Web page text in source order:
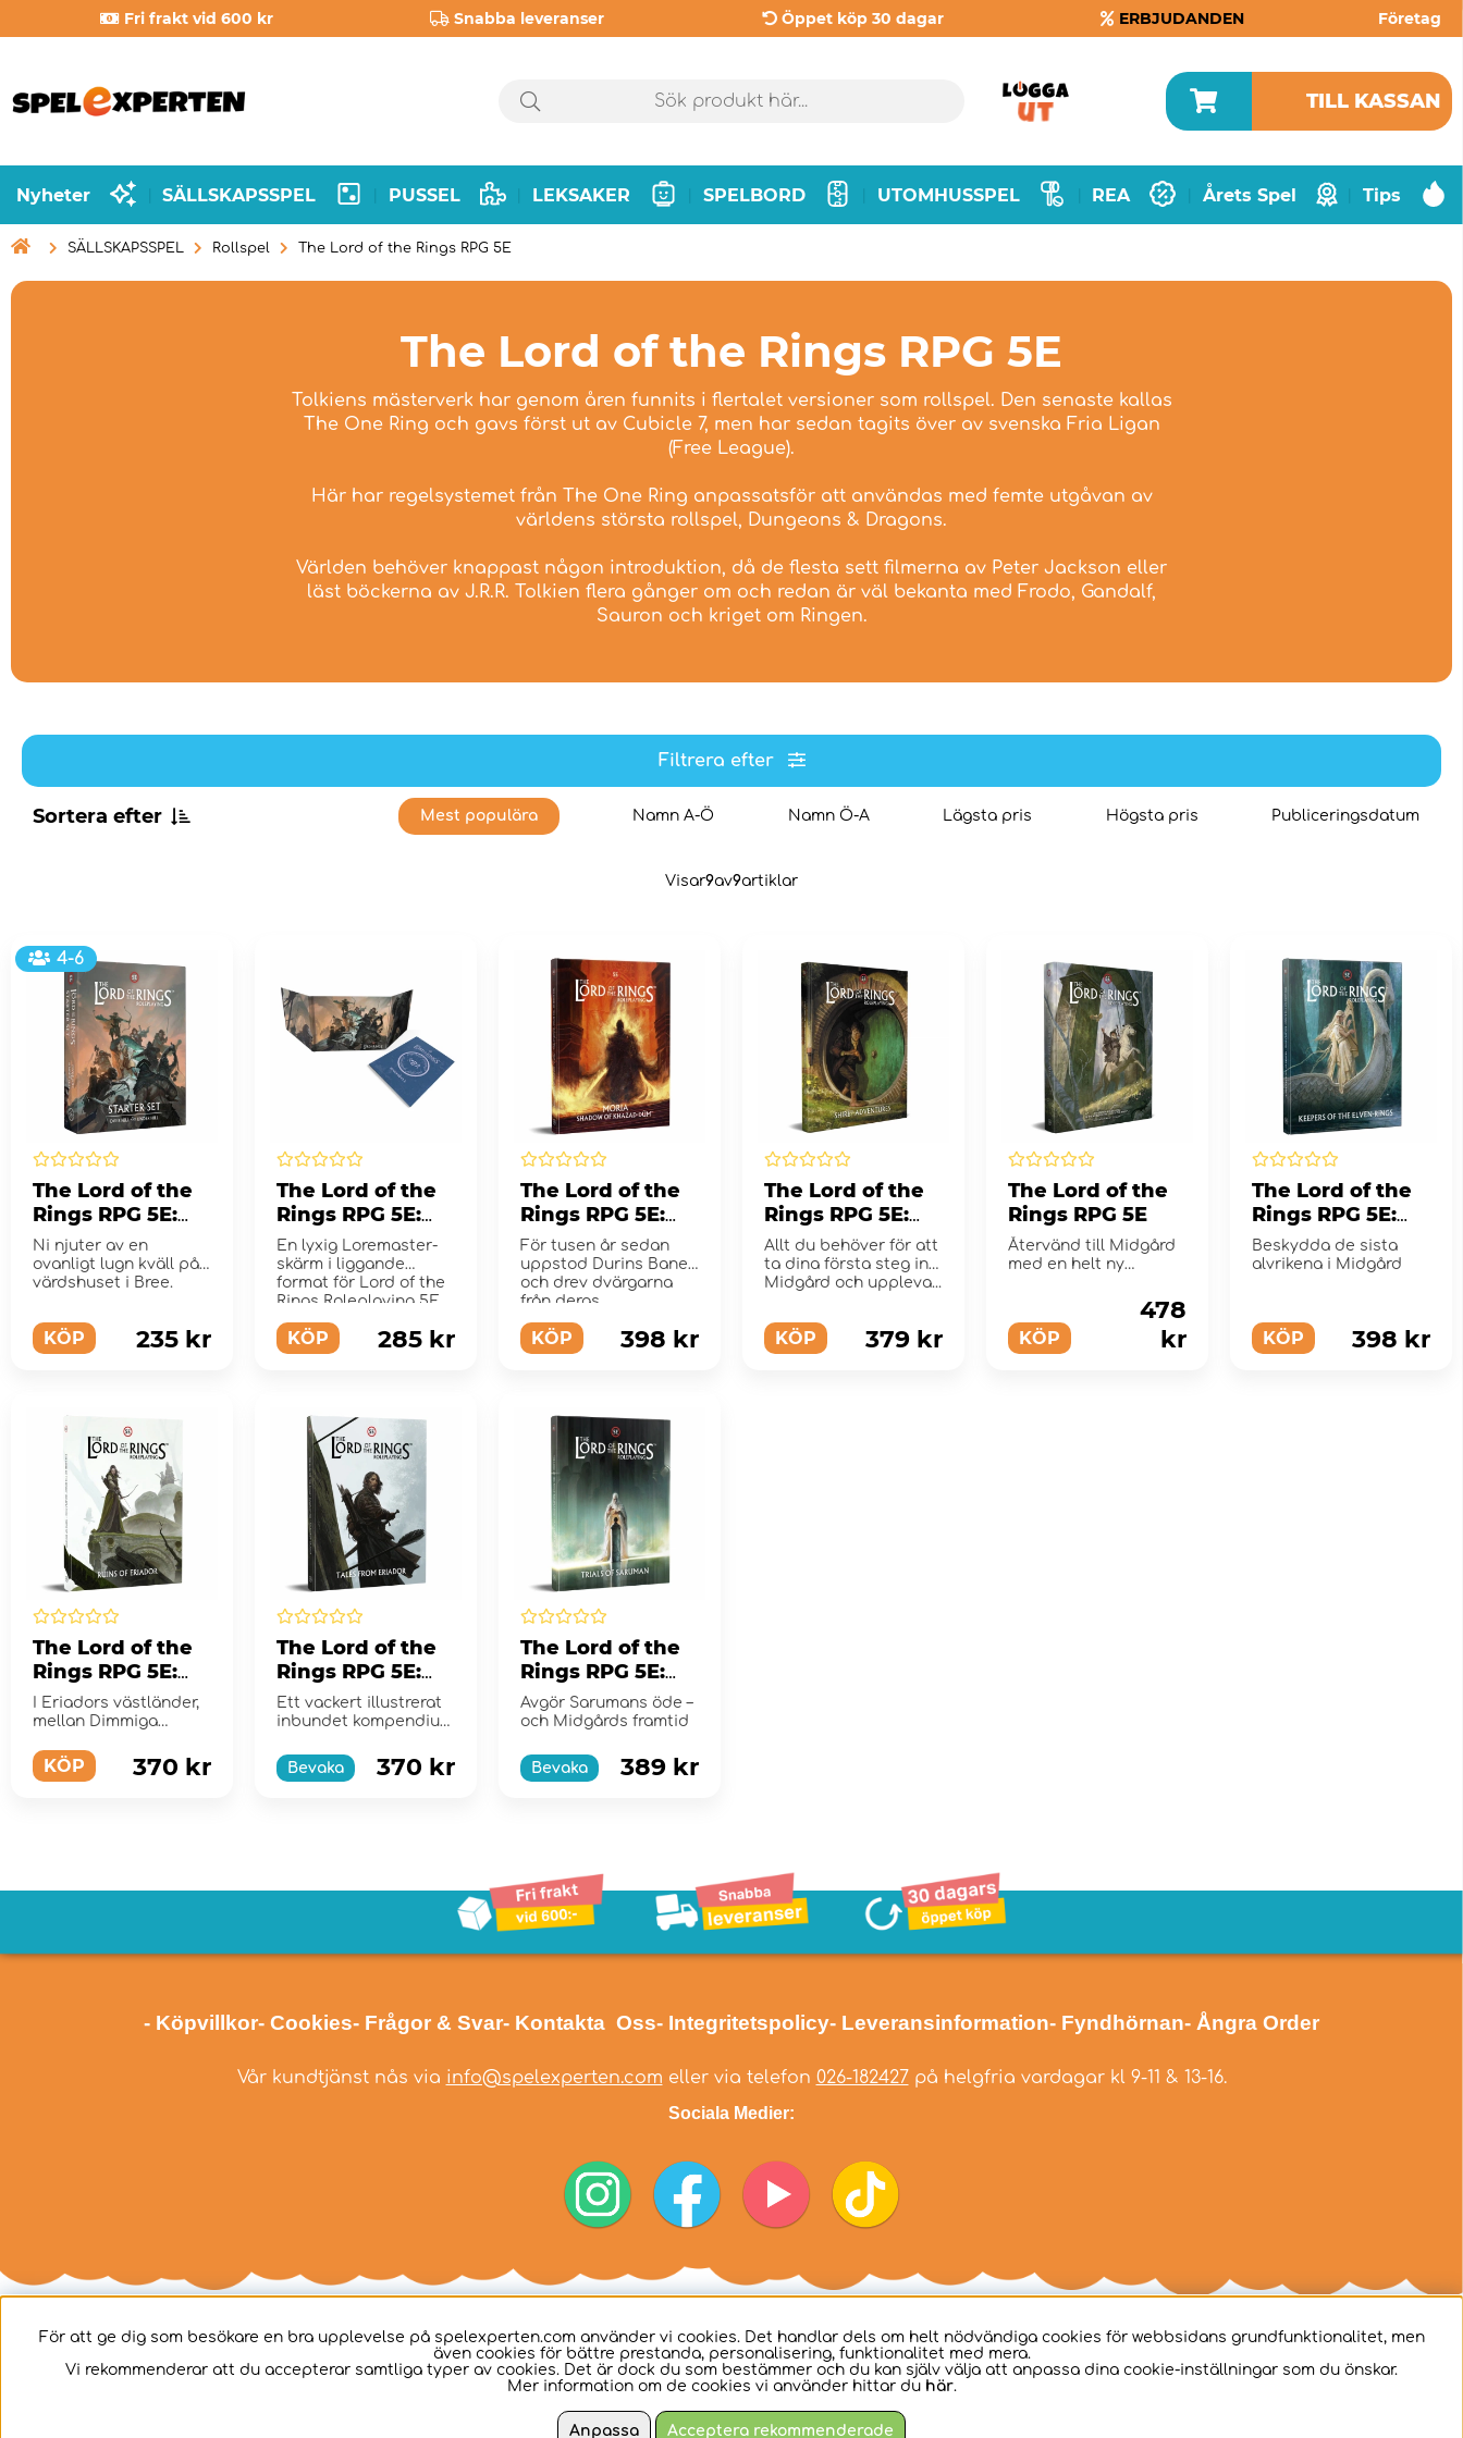
Fri frakt vid 600 kr Snabba leveranser Öppet köp 30 dagar ERBJUDANDEN Företag
TILL KASSAN
Nyheter SÄLLSKAPSSPEL PUSSEL LEKSAKER SPELBORD UTOMHUSSPEL REA Årets Spel Tips
 SÄLLSKAPSSPEL Rollspel The Lord of the Rings RPG 5E
The Lord of the Rings RPG 5E
Tolkiens mästerverk har genom åren funnits i flertalet versioner som rollspel. Den senaste kallas
The One Ring och gavs först ut av Cubicle 7, men har sedan tagits över av svenska Fria Ligan
(Free League).
Här har regelsystemet från The One Ring anpassatsför att användas med femte utgåvan av
världens största rollspel, Dungeons & Dragons.
Världen behöver knappast någon introduktion, då de flesta sett filmerna av Peter Jackson eller
läst böckerna av J.R.R. Tolkien flera gånger om och redan är väl bekanta med Frodo, Gandalf,
Sauron och kriget om Ringen.
Filtrera efter
Sortera efter Mest populära Namn A-Ö Namn Ö-A Lägsta pris Högsta pris Publiceringsdatum
Visar9av9artiklar
4-6
The Lord of the
Rings RPG 5E:
Starter Set -
Over Hill and
Under Hill
Ni njuter av en
ovanligt lugn kväll på
värdshuset i Bree.
KÖP 235 kr
The Lord of the
Rings RPG 5E:
Loremaster's
Screen &
Rivendell
Compendium
En lyxig Loremaster-
skärm i liggande
format för Lord of the
Rings Roleplaying 5E
KÖP 285 kr
The Lord of the
Rings RPG 5E:
Moria - Shadow
of Khazad-dûm
För tusen år sedan
uppstod Durins Bane
och drev dvärgarna
från deras...
KÖP 398 kr
The Lord of the
Rings RPG 5E:
Shire
Adventures
Allt du behöver för att
ta dina första steg in i
Midgård och uppleva...
KÖP 379 kr
The Lord of the
Rings RPG 5E
Återvänd till Midgård
med en helt ny
Tolkiens verk som...
KÖP
478
kr
The Lord of the
Rings RPG 5E:
Keepers of the
Elven-rings
Beskydda de sista
alvrikena i Midgård
KÖP 398 kr
The Lord of the
Rings RPG 5E:
Ruins of Eriador
I Eriadors västländer,
mellan Dimmiga
Lunbergen, fann
hoberna b...
KÖP 370 kr
The Lord of the
Rings RPG 5E:
Tales From
Eriador
Ett vackert illustrerat
inbundet kompendium
äventyr till Th...
Bevaka 370 kr
The Lord of the
Rings RPG 5E:
Trials of
Saruman
Avgör Sarumans öde –
och Midgårds framtid
Bevaka 389 kr
- Köpvillkor- Cookies- Frågor & Svar- Kontakta Oss- Integritetspolicy- Leveransinformation- Fyndhörnan- Ångra Order
Vår kundtjänst nås via info@spelexperten.com eller via telefon 026-182427 på helgfria vardagar kl 9-11 & 13-16.
Sociala Medier:
För att ge dig som besökare en bra upplevelse på spelexperten.com använder vi cookies. Det handlar dels om helt nödvändiga cookies för webbsidans grundfunktionalitet, men
även cookies för bättre prestanda, personalisering, funktionalitet med mera.
Vi rekommenderar att du accepterar samtliga typer av cookies. Det är dock du som bestämmer och du kan själv välja att anpassa dina cookie-inställningar som du önskar.
Mer information om de cookies vi använder hittar du här.
Anpassa Acceptera rekommenderade